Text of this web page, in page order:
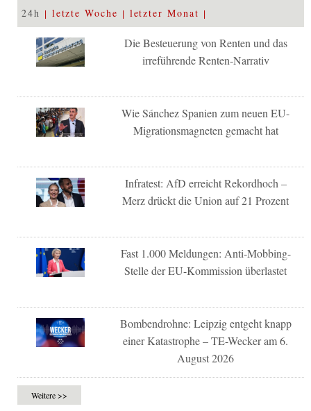
24h letzte Woche letzter Monat
Die Besteuerung von Renten und das
irreführende Renten-Narrativ
Wie Sánchez Spanien zum neuen EU-
Migrationsmagneten gemacht hat
Infratest: AfD erreicht Rekordhoch –
Merz drückt die Union auf 21 Prozent
Fast 1.000 Meldungen: Anti-Mobbing-
Stelle der EU-Kommission überlastet
Bombendrohne: Leipzig entgeht knapp
einer Katastrophe – TE-Wecker am 6.
August 2026
Weitere >>